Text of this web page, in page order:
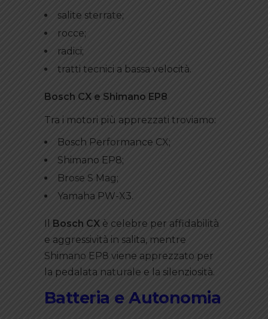
salite sterrate;
rocce;
radici;
tratti tecnici a bassa velocità.
Bosch CX e Shimano EP8
Tra i motori più apprezzati troviamo:
Bosch Performance CX;
Shimano EP8;
Brose S Mag;
Yamaha PW-X3.
Il Bosch CX è celebre per affidabilità
e aggressività in salita, mentre
Shimano EP8 viene apprezzato per
la pedalata naturale e la silenziosità.
Batteria e Autonomia